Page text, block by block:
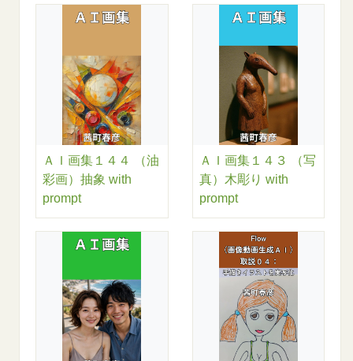
ＡＩ画集１４４ （油
彩画）抽象 with
prompt
ＡＩ画集１４３ （写
真）木彫り with
prompt